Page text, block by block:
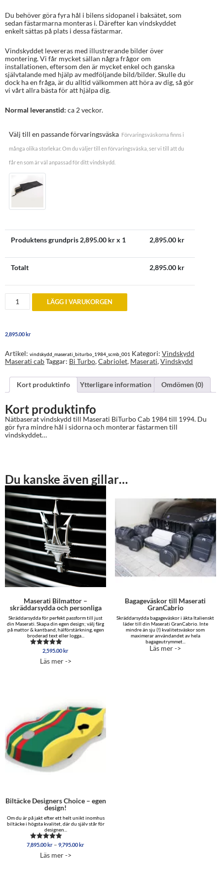
Du behöver göra fyra hål i bilens sidopanel i baksätet, som
sedan fästarmarna monteras i. Därefter kan vindskyddet
enkelt sättas på plats i dessa fästarmar.
Vindskyddet levereras med illustrerande bilder över
montering. Vi får mycket sällan några frågor om
installationen, eftersom den är mycket enkel och ganska
självtalande med hjälp av medföljande bild/bilder. Skulle du
dock ha en fråga, är du alltid välkommen att höra av dig, så gör
vi vårt allra bästa för att hjälpa dig.
Normal leveranstid: ca 2 veckor.
Välj till en passande förvaringsväska Förvaringsväskorna finns i
många olika storlekar. Om du väljer till en förvaringsväska, ser vi till att du
får en som är väl anpassad för ditt vindskydd.
Produktens grundpris 2,895.00 kr x 1 2,895.00 kr
Totalt 2,895.00 kr
Vindskydd
Maserati
Cabriolet
till
1994
mängd
LÄGG I VARUKORGEN
2,895.00kr
Artikel: vindskydd_maserati_biturbo_1984_scmb_001 Kategori: Vindskydd
Maserati cabTaggar: Bi Turbo,Cabriolet, Maserati,Vindskydd
Kort produktinfo Ytterligare information Omdömen (0)
Kort produktinfo
Nätbaserat vindskydd till Maserati BiTurbo Cab 1984 till 1994. Du
gör fyra mindre hål i sidorna och monterar fästarmen till
vindskyddet…
Du kanske även gillar…
Maserati Bilmattor –
skräddarsydda och personliga
Skräddarsydda för perfekt passform till just
din Maserati. Skapa din egen design; välj färg
på mattor & kantband, hälförstärkning, egen
broderad text eller logga...
Betygsatt
av 5
2,595.00kr
Läs mer ->
Bagageväskor till Maserati
GranCabrio
Skräddarsydda bagageväskor i äkta Italienskt
läder till din Maserati GranCabrio. Inte
mindre än sju (!) kvalitetsväskor som
maximerar användandet av hela
bagageutrymmet...
Läs mer ->
Biltäcke Designers Choice – egen
design!
Om du är på jakt efter ett helt unikt inomhus
biltäcke i högsta kvalitet, där du själv står för
designen...
Betygsatt
av 5
7,895.00kr – 9,795.00krPrisintervall:
Läs mer ->